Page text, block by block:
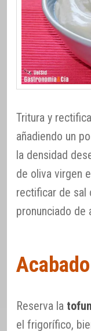
Tritura y
añadiendo un
la densidad
de oliva virgen
rectificar de sal
pronunciado de
Reserva la
el frigorífico,